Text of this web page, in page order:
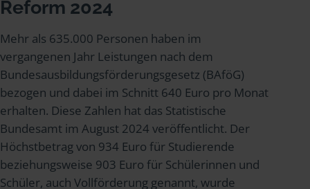
Reform 2024
Mehr als 635.000 Personen haben im
vergangenen Jahr Leistungen nach dem
Bundesausbildungsförderungsgesetz (BAföG)
bezogen und dabei im Schnitt 640 Euro pro Monat
erhalten. Diese Zahlen hat das Statistische
Bundesamt im August 2024 veröffentlicht. Der
Höchstbetrag von 934 Euro für Studierende
beziehungsweise 903 Euro für Schülerinnen und
Schüler, auch Vollförderung genannt, wurde